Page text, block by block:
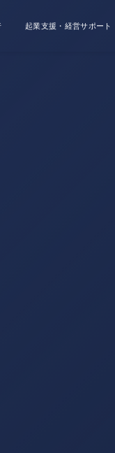
起業支援・経営サポート